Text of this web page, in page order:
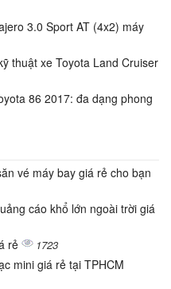
3.0 Sport AT (4x2) máy
thuật xe Toyota Land Cruiser
86 2017: đa dạng phong
vé máy bay giá rẻ cho bạn
cáo khổ lớn ngoài trời giá
rẻ 1723
mini giá rẻ tại TPHCM